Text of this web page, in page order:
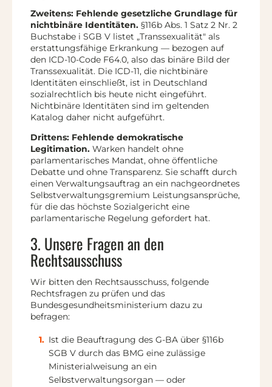
Zweitens: Fehlende gesetzliche Grundlage für
nichtbinäre Identitäten. §116b Abs. 1 Satz 2 Nr. 2
Buchstabe i SGB V listet „Transsexualität" als
erstattungsfähige Erkrankung — bezogen auf
den ICD-10-Code F64.0, also das binäre Bild der
Transsexualität. Die ICD-11, die nichtbinäre
Identitäten einschließt, ist in Deutschland
sozialrechtlich bis heute nicht eingeführt.
Nichtbinäre Identitäten sind im geltenden
Katalog daher nicht aufgeführt.
Drittens: Fehlende demokratische
Legitimation. Warken handelt ohne
parlamentarisches Mandat, ohne öffentliche
Debatte und ohne Transparenz. Sie schafft durch
einen Verwaltungsauftrag an ein nachgeordnetes
Selbstverwaltungsgremium Leistungsansprüche,
für die das höchste Sozialgericht eine
parlamentarische Regelung gefordert hat.
3. Unsere Fragen an den
Rechtsausschuss
Wir bitten den Rechtsausschuss, folgende
Rechtsfragen zu prüfen und das
Bundesgesundheitsministerium dazu zu
befragen:
Ist die Beauftragung des G-BA über §116b
SGB V durch das BMG eine zulässige
Ministerialweisung an ein
Selbstverwaltungsorgan — oder